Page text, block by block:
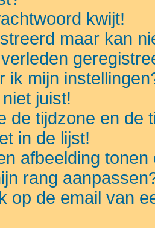
kwijt!
maar kan
ik mijn
juist!
de tijdzone en de
in de lijst!
afbeelding
rang
op de email van